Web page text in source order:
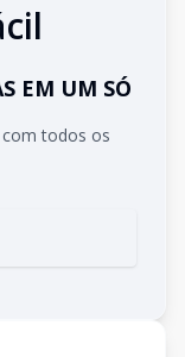
EM UM SÓ
todos os